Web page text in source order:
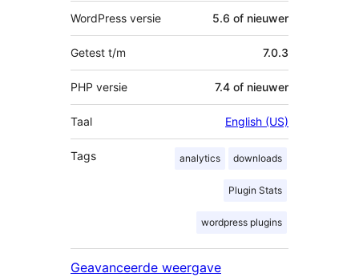
WordPress versie 5.6 of nieuwer
Getest t/m 7.0.3
PHP versie 7.4 of nieuwer
Taal English (US)
Tags analytics downloads
Plugin Stats
wordpress plugins
Geavanceerde weergave